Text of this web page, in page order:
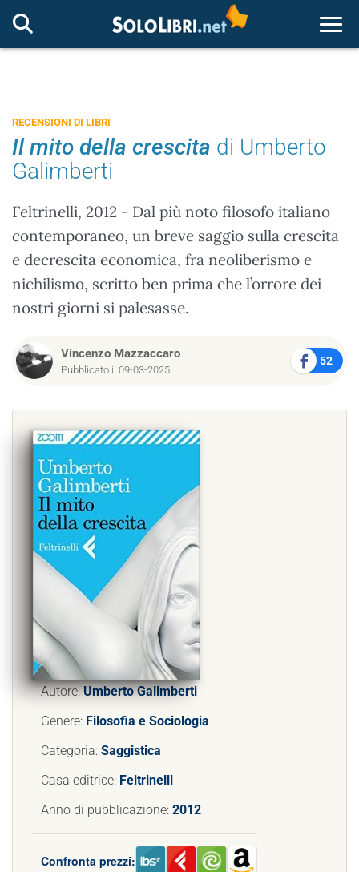
RECENSIONI DI LIBRI
Il mito della crescita di Umberto
Galimberti
Feltrinelli, 2012 - Dal più noto filosofo italiano
contemporaneo, un breve saggio sulla crescita
e decrescita economica, fra neoliberismo e
nichilismo, scritto ben prima che l’orrore dei
nostri giorni si palesasse.
Vincenzo Mazzaccaro
Pubblicato il 09-03-2025
52
Autore:Umberto Galimberti
Genere: Filosofia e Sociologia
Categoria: Saggistica
Casa editrice: Feltrinelli
Anno di pubblicazione: 2012
Confronta prezzi: